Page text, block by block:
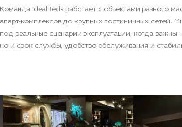
Команда IdealBeds работает с объектами разного
апарт-комплексов до крупных гостиничных сетей.
под реальные сценарии эксплуатации, когда важны
но и срок службы, удобство обслуживания и